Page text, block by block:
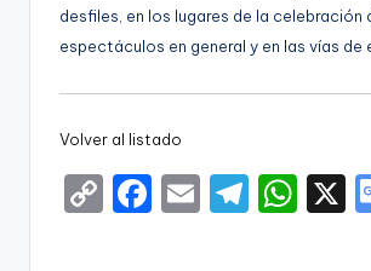
desfiles, en los lugares de la celebración
espectáculos en general y en las vías de
Volver al listado
C F
E
T
W X